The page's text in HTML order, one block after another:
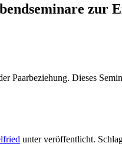
zur
Paarbeziehung. Dieses
unter veröffentlicht.